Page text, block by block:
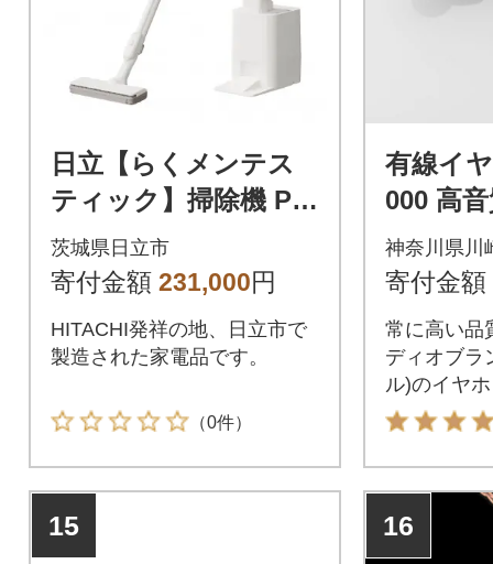
日立【らくメンテス
ティック】掃除機 PV-
BG1000R(W)
茨城県日立市
寄付金額 231,000円
HITACHI発祥の地、日立市で
製造された家電品です。
（0件）
有線イ
000 高
トシル
ーブル
神奈川県川
寄付金額
常に高い品
ディオブラ
ル)のイヤ
15 16